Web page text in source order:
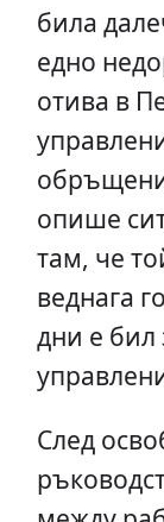
била
едно
отива в
опише
там, че
веднага
дни е бил
След